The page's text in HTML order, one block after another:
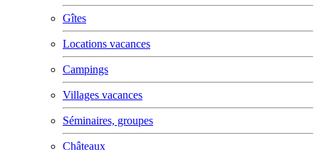
Gîtes
Locations vacances
Campings
Villages vacances
Séminaires, groupes
Châteaux